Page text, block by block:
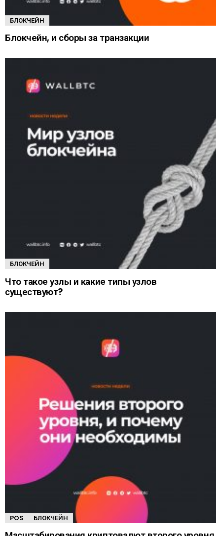
БЛОКЧЕЙН
Блокчейн, и сборы за транзакции
БЛОКЧЕЙН
Что такое узлы и какие типы узлов
существуют?
POS БЛОКЧЕЙН